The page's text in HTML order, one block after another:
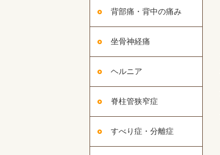
背部痛・背中の痛み
坐骨神経痛
ヘルニア
脊柱管狭窄症
すべり症・分離症